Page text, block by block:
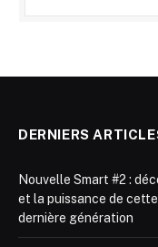
DERNIERS
Nouvelle Smart #2 :
et la puissance de
dernière génération